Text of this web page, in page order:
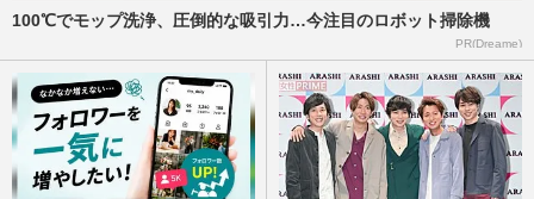
100℃でモップ洗浄、圧倒的な吸引力…今注目のロボット掃除機
PR(Dreame)